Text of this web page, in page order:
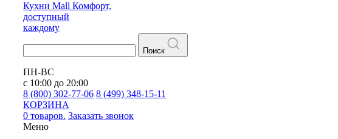
Кухни Mall Комфорт,
доступный
каждому
Поиск
ПН-ВС
с 10:00 до 20:00
8 (800) 302-77-06 8 (499) 348-15-11
КОРЗИНА
0 товаров. Заказать звонок
Меню